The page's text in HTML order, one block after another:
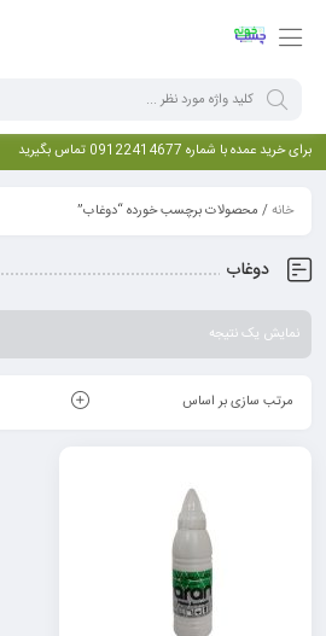
برای خرید عمده با شماره 09122414677 تماس بگیرید
خانه/ محصولات برچسب خورده “دوغاب”
دوغاب
نمایش یک نتیجه
مرتب سازی بر اساس